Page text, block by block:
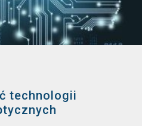
technologii